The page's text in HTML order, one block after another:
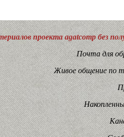
проекта agatcomp без
Почта для
Живое общение по